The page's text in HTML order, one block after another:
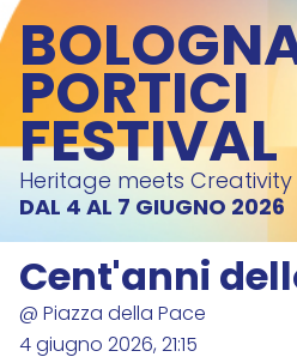
PORTICI
FESTIVAL
Heritage meets Creativity
DAL 4 AL 7 GIUGNO 2026
Cent'anni
@ Piazza della Pace
4 giugno 2026, 21:15